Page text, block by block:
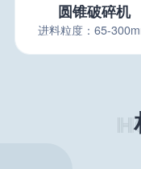
圆锥破碎机
进料粒度：65-